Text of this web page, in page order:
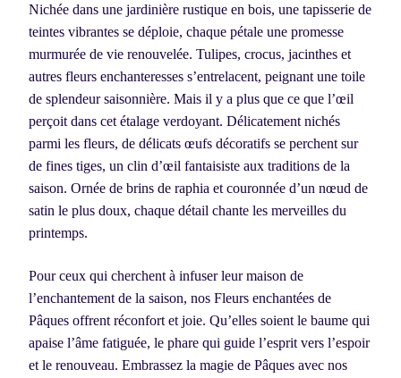
Nichée dans une jardinière rustique en bois, une tapisserie de
teintes vibrantes se déploie, chaque pétale une promesse
murmurée de vie renouvelée. Tulipes, crocus, jacinthes et
autres fleurs enchanteresses s’entrelacent, peignant une toile
de splendeur saisonnière. Mais il y a plus que ce que l’œil
perçoit dans cet étalage verdoyant. Délicatement nichés
parmi les fleurs, de délicats œufs décoratifs se perchent sur
de fines tiges, un clin d’œil fantaisiste aux traditions de la
saison. Ornée de brins de raphia et couronnée d’un nœud de
satin le plus doux, chaque détail chante les merveilles du
printemps.
Pour ceux qui cherchent à infuser leur maison de
l’enchantement de la saison, nos Fleurs enchantées de
Pâques offrent réconfort et joie. Qu’elles soient le baume qui
apaise l’âme fatiguée, le phare qui guide l’esprit vers l’espoir
et le renouveau. Embrassez la magie de Pâques avec nos